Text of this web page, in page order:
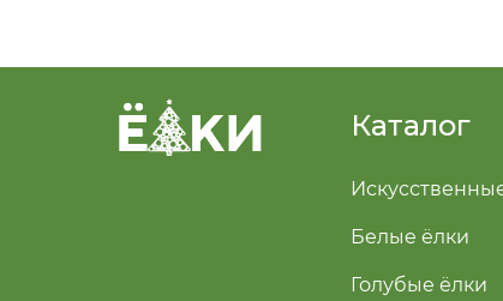
Каталог
Белые ёлки
Голубые ёлки